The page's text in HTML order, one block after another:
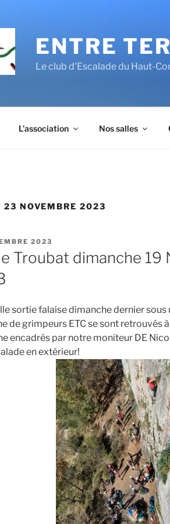
ENTRE
Le club d'Escalade du Haut-
L’association Nos salles
23 NOVEMBRE 2023
2023
Troubat dimanche 19
sortie falaise dimanche dernier sous
de grimpeurs ETC se sont retrouvés
encadrés par notre moniteur DE
en extérieur!